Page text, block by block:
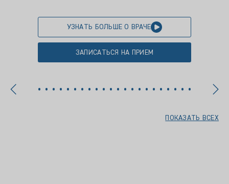
УЗНАТЬ БОЛЬШЕ О ВРАЧЕ
ЗАПИСАТЬСЯ НА ПРИЕМ
ПОКАЗАТЬ ВСЕХ